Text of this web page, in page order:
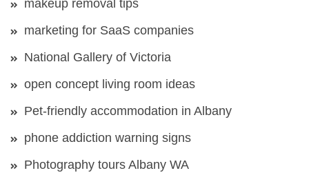
makeup removal tips
marketing for SaaS companies
National Gallery of Victoria
open concept living room ideas
Pet-friendly accommodation in Albany
phone addiction warning signs
Photography tours Albany WA